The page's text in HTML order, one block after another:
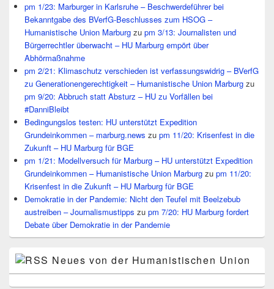
pm 1/23: Marburger in Karlsruhe – Beschwerdeführer bei
Bekanntgabe des BVerfG-Beschlusses zum HSOG –
Humanistische Union Marburg zu pm 3/13: Journalisten und
Bürgerrechtler überwacht – HU Marburg empört über
Abhörmaßnahme
pm 2/21: Klimaschutz verschieden ist verfassungswidrig – BVerfG
zu Generationengerechtigkeit – Humanistische Union Marburg zu
pm 9/20: Abbruch statt Absturz – HU zu Vorfällen bei
#DanniBleibt
Bedingungslos testen: HU unterstützt Expedition
Grundeinkommen – marburg.news zu pm 11/20: Krisenfest in die
Zukunft – HU Marburg für BGE
pm 1/21: Modellversuch für Marburg – HU unterstützt Expedition
Grundeinkommen – Humanistische Union Marburg zu pm 11/20:
Krisenfest in die Zukunft – HU Marburg für BGE
Demokratie in der Pandemie: Nicht den Teufel mit Beelzebub
austreiben – Journalismustipps zu pm 7/20: HU Marburg fordert
Debate über Demokratie in der Pandemie
Neues von der Humanistischen Union